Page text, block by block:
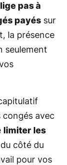
pas à
payés sur
la présence
seulement
congés avec
limiter les
côté du
pour vos